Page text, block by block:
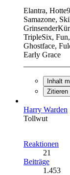
Elantra,
Samazone,
TripleSix,
Ghostface,
Early Grace
Inhalt
Zitieren
Harry Warden
Tollwut
Reaktionen
21
Beiträge
1.453